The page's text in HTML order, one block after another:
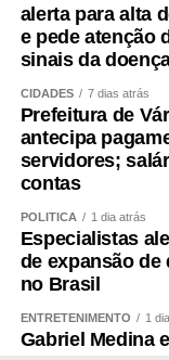
De acordo com o
Educação do
Malheiros da
significativo da
por conta de
O diretor ressaltou
qualidade do
que esse tipo de
educação seja
de lei a critérios
como medidas de
dados
alerta para alta
e pede atenção
sinais da
CIDADES 7 dias atrás
Prefeitura de
antecipa
servidores;
contas
POLÍTICA 1 dia atrás
Especialistas
de expansão de
no Brasil
ENTRETENIMENTO 1
Gabriel Medina